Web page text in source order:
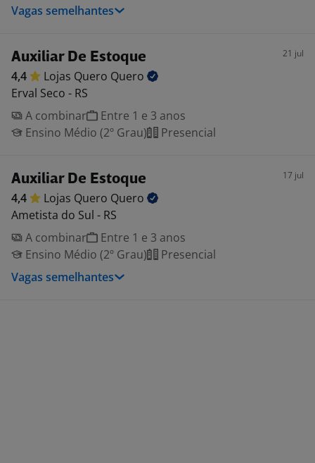
Vagas semelhantes
Auxiliar De Estoque 21 jul
4,4 Lojas Quero Quero
Erval Seco - RS
A combinar
Entre 1 e 3 anos
Ensino Médio (2º Grau)
Presencial
Auxiliar De Estoque 17 jul
4,4 Lojas Quero Quero
Ametista do Sul - RS
A combinar
Entre 1 e 3 anos
Ensino Médio (2º Grau)
Presencial
Vagas semelhantes